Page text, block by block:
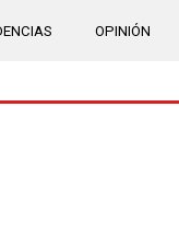
OPINIÓN